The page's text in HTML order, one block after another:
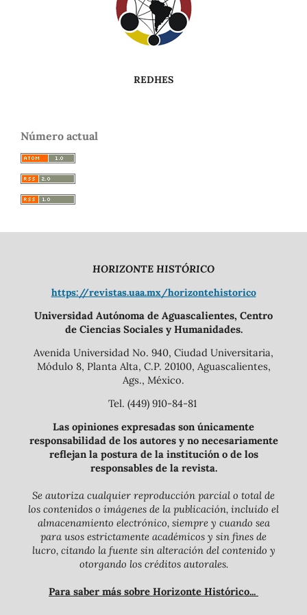
REDHES
Número actual
HORIZONTE HISTÓRICO
https://revistas.uaa.mx/horizontehistorico
Universidad Autónoma de Aguascalientes, Centro
de Ciencias Sociales y Humanidades.
Avenida Universidad No. 940, Ciudad Universitaria,
Módulo 8, Planta Alta, C.P. 20100, Aguascalientes,
Ags., México.
Tel. (449) 910-84-81
Las opiniones expresadas son únicamente
responsabilidad de los autores y no necesariamente
reflejan la postura de la institución o de los
responsables de la revista.
Se autoriza cualquier reproducción parcial o total de
los contenidos o imágenes de la publicación, incluido el
almacenamiento electrónico, siempre y cuando sea
para usos estrictamente académicos y sin fines de
lucro, citando la fuente sin alteración del contenido y
otorgando los créditos autorales.
Para saber más sobre Horizonte Histórico...